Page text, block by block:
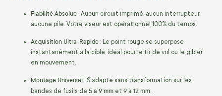
Fiabilité Absolue : Aucun circuit imprimé, aucun interrupteur,
aucune pile. Votre viseur est opérationnel 100% du temps.
Acquisition Ultra-Rapide : Le point rouge se superpose
instantanément à la cible, idéal pour le tir de vol ou le gibier
en mouvement.
Montage Universel : S'adapte sans transformation sur les
bandes de fusils de 5 à 9 mm et 9 à 12 mm.